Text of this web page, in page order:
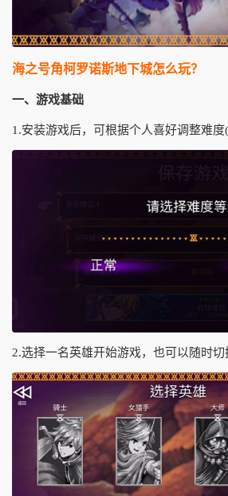
海之号角柯罗诺斯地下城怎么玩？
一、游戏基础
1.安装游戏后，可根据个人喜好调整难度
2.选择一名英雄开始游戏，也可以随时切